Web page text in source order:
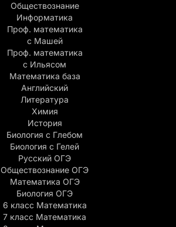
Обществознание
Информатика
Проф. математика
с Машей
Проф. математика
c Ильясом
Математика база
Английский
Литература
Химия
История
Биология с Глебом
Биология с Гелей
Русский ОГЭ
Обществознание ОГЭ
Математика ОГЭ
Биология ОГЭ
6 класс Математика
7 класс Математика